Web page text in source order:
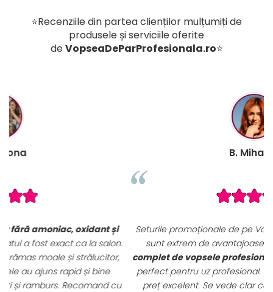
⭐Recenziile din partea clienților mulțumiți de
produsele și serviciile oferite
deVopseaDeParProfesionala.ro⭐
Seturile promoționale de pe VopseaDeParProfesionala.ro
sunt extrem de avantajoase. Am achiziționat unset
complet de vopsele profesionale cu oxidanți și nuanțar,
perfect pentru uz profesional. Calitate foarte bună la un
preț excelent. Se vede clar că sunt produse originale,